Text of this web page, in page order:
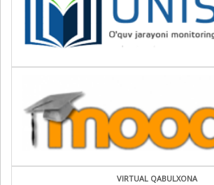
VIRTUAL QABULXONA